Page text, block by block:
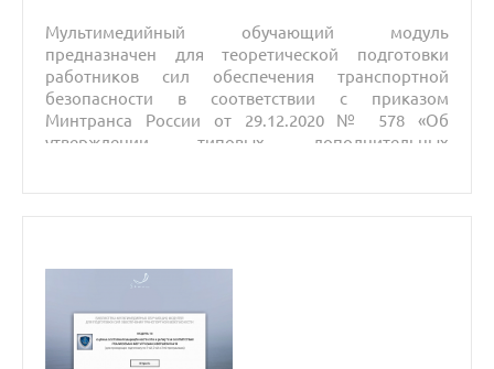
Мультимедийный обучающий модуль
предназначен для теоретической подготовки
работников сил обеспечения транспортной
безопасности в соответствии с приказом
Минтранса России от 29.12.2020 № 578 «Об
утверждении типовых дополнительных